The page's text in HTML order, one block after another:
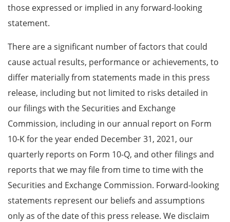
those expressed or implied in any forward-looking
statement.
There are a significant number of factors that could
cause actual results, performance or achievements, to
differ materially from statements made in this press
release, including but not limited to risks detailed in
our filings with the Securities and Exchange
Commission, including in our annual report on Form
10-K for the year ended December 31, 2021, our
quarterly reports on Form 10-Q, and other filings and
reports that we may file from time to time with the
Securities and Exchange Commission. Forward-looking
statements represent our beliefs and assumptions
only as of the date of this press release. We disclaim